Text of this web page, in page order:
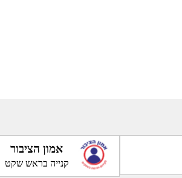
אמון הציבור
קנייה בראש שקט